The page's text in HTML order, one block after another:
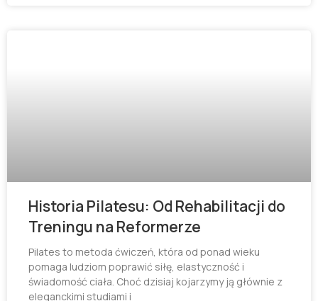
Historia Pilatesu: Od Rehabilitacji do
Treningu na Reformerze
Pilates to metoda ćwiczeń, która od ponad wieku
pomaga ludziom poprawić siłę, elastyczność i
świadomość ciała. Choć dzisiaj kojarzymy ją głównie z
eleganckimi studiami i